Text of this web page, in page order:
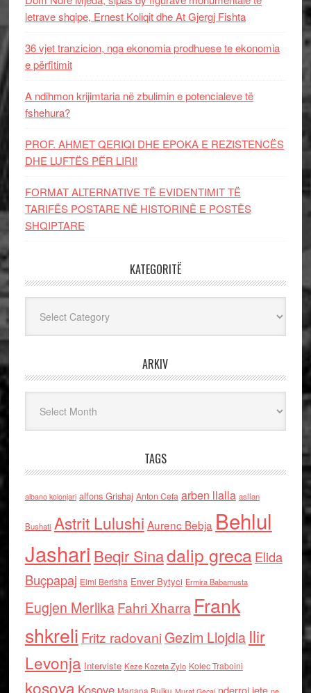
letrave shqipe, Ernest Koliqit dhe At Gjergj Fishta
36 vjet tranzicion, nga ekonomia prodhuese te ekonomia
e përfitimit
A ndihmon krijimtaria në zbulimin e potencialeve të
fshehura?
PROF. AHMET QERIQI DHE EPOKA E REZISTENCЁS
DHE LUFTЁS PЁR LIRI!
FORMAT ALTERNATIVE TË EVIDENTIMIT TË
TARIFËS POSTARE NË HISTORINË E POSTËS
SHQIPTARE
KATEGORITË
ARKIV
TAGS
albano kolonjari alfons Grishaj Anton Cefa arben llalla asllan
Bushati Astrit Lulushi Aurenc Bebja Behlul
Jashari Beqir Sinadalip grecaElida
Buçpapaj Elmi Berisha Enver Bytyci Ermira Babamusta
Eugjen MerlikaFahri Xharra Frank
shkreli Fritz radovaniGezim Llojdia Ilir
Levonja Interviste Keze Kozeta Zylo Kolec Traboini
kosova Kosove nderroi jete